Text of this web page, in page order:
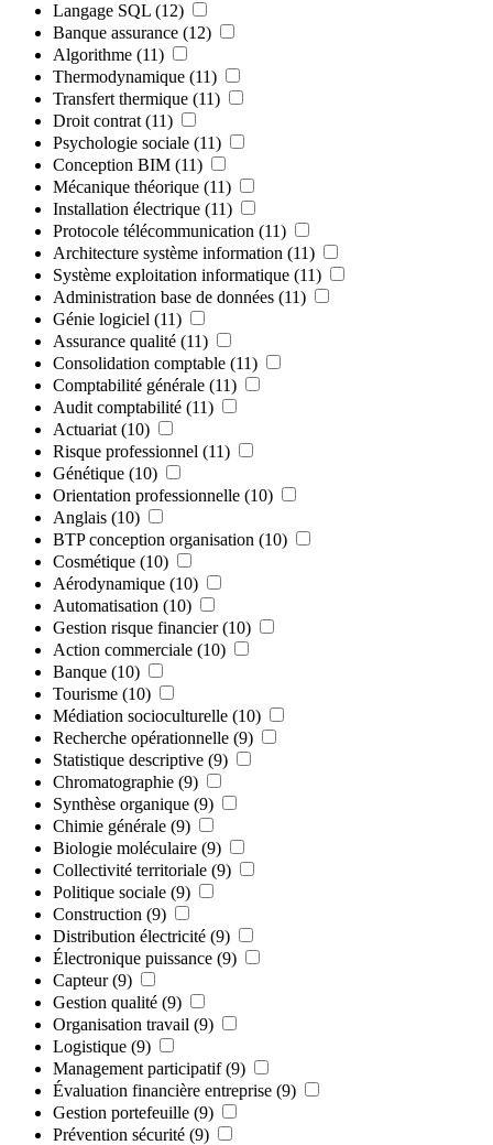
Langage SQL (12)
Banque assurance (12)
Algorithme (11)
Thermodynamique (11)
Transfert thermique (11)
Droit contrat (11)
Psychologie sociale (11)
Conception BIM (11)
Mécanique théorique (11)
Installation électrique (11)
Protocole télécommunication (11)
Architecture système information (11)
Système exploitation informatique (11)
Administration base de données (11)
Génie logiciel (11)
Assurance qualité (11)
Consolidation comptable (11)
Comptabilité générale (11)
Audit comptabilité (11)
Actuariat (10)
Risque professionnel (11)
Génétique (10)
Orientation professionnelle (10)
Anglais (10)
BTP conception organisation (10)
Cosmétique (10)
Aérodynamique (10)
Automatisation (10)
Gestion risque financier (10)
Action commerciale (10)
Banque (10)
Tourisme (10)
Médiation socioculturelle (10)
Recherche opérationnelle (9)
Statistique descriptive (9)
Chromatographie (9)
Synthèse organique (9)
Chimie générale (9)
Biologie moléculaire (9)
Collectivité territoriale (9)
Politique sociale (9)
Construction (9)
Distribution électricité (9)
Électronique puissance (9)
Capteur (9)
Gestion qualité (9)
Organisation travail (9)
Logistique (9)
Management participatif (9)
Évaluation financière entreprise (9)
Gestion portefeuille (9)
Prévention sécurité (9)